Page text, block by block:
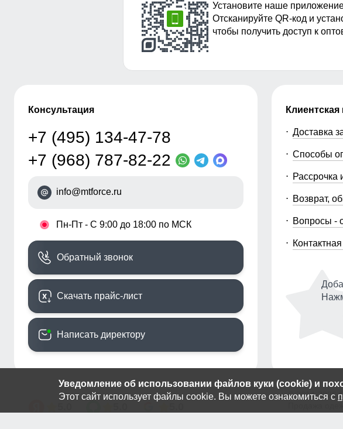
Уведомление об использовании файлов куки (cookie) и
Этот сайт использует файлы cookie. Вы можете ознакомиться с
Установите наше
Отсканируйте QR-код и
чтобы получить доступ к
Консультация
+7 (495) 134-47-78
+7 (968) 787-82-22
info@mtforce.ru
• Пн-Пт - С 9:00 до 18:00 по МСК
Обратный звонок
Скачать прайс-лист
Написать директору
Доставка
Способы
Рассрочка
Возврат,
Вопросы -
© 2014-